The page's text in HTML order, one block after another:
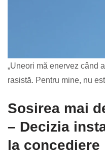
„Uneori mă enervez când
rasistă. Pentru mine, nu
Sosirea mai
– Decizia
la concediere